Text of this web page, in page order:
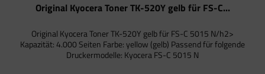
Original Kyocera Toner TK-520Y gelb für FS-C...
Original Kyocera Toner TK-520Y gelb für FS-C 5015 N/h2>
Kapazität: 4.000 Seiten Farbe: yellow (gelb) Passend für folgende
Druckermodelle: Kyocera FS-C 5015 N